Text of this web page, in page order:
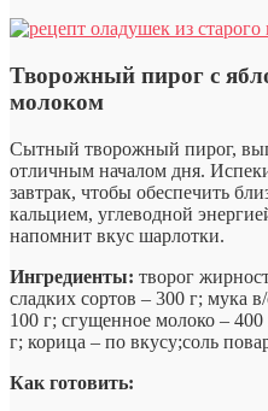
Творожный пирог с
молоком
Сытный творожный пирог,
отличным началом дня.
завтрак, чтобы обеспечить
кальцием, углеводной
напомнит вкус шарлотки.
Ингредиенты: творог
сладких сортов – 300 г; мука
100 г; сгущенное молоко –
г; корица – по вкусу;соль
Как готовить: